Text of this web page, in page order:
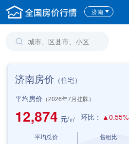
济南
济南房价 （住宅）
平均房价 （2026年7月挂牌）
12,874 元/㎡ 环比： ▲0.55%
平均总价
售租比